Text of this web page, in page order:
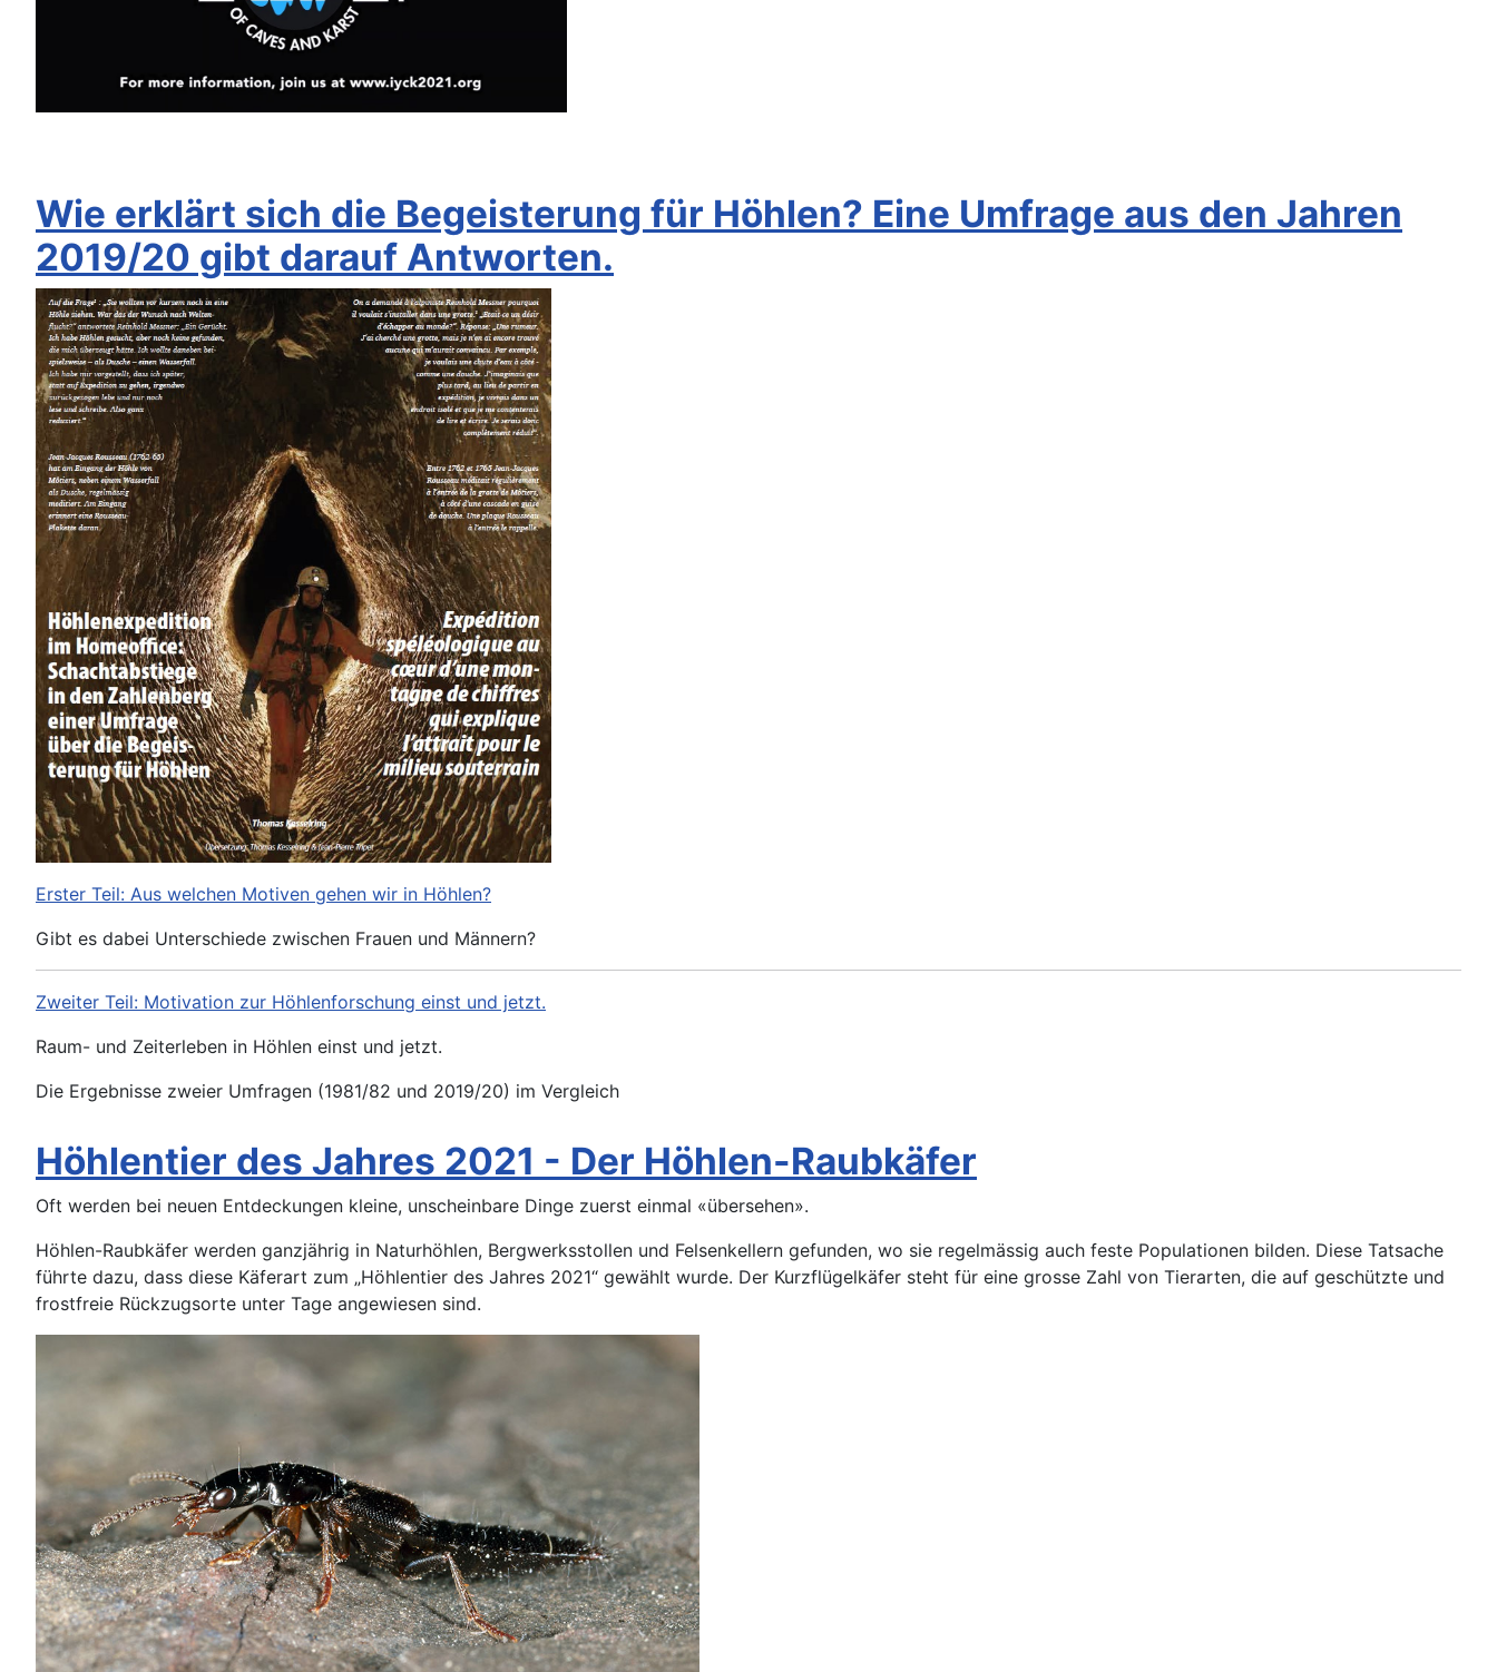
Wie erklärt sich die Begeisterung für Höhlen? Eine Umfrage aus den Jahren
2019/20 gibt darauf Antworten.
Erster Teil: Aus welchen Motiven gehen wir in Höhlen?
Gibt es dabei Unterschiede zwischen Frauen und Männern?
Zweiter Teil: Motivation zur Höhlenforschung einst und jetzt.
Raum- und Zeiterleben in Höhlen einst und jetzt.
Die Ergebnisse zweier Umfragen (1981/82 und 2019/20) im Vergleich
Höhlentier des Jahres 2021 - Der Höhlen-Raubkäfer
Oft werden bei neuen Entdeckungen kleine, unscheinbare Dinge zuerst einmal «übersehen».
Höhlen-Raubkäfer werden ganzjährig in Naturhöhlen, Bergwerksstollen und Felsenkellern gefunden, wo sie regelmässig auch feste Populationen bilden. Diese Tatsache
führte dazu, dass diese Käferart zum „Höhlentier des Jahres 2021“ gewählt wurde. Der Kurzflügelkäfer steht für eine grosse Zahl von Tierarten, die auf geschützte und
frostfreie Rückzugsorte unter Tage angewiesen sind.